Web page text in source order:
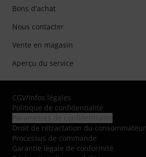
Bons d'achat
Nous contacter
Vente en magasin
Aperçu du service
CGV/Infos légales
Politique de confidentialité
Droit de rétractation du consommateur
Processus de commande
Garantie légale de conformité